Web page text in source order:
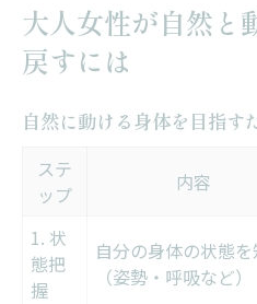
大人女性が自然と
戻すには
自然に動ける身体を目指す
ステ
ップ
内容
1. 状
態把
握
自分の身体の状態を
（姿勢・呼吸など）